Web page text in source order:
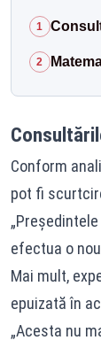
1
2
Conform
pot fi
efectua o
Mai mult,
epuizată în
„Acesta nu